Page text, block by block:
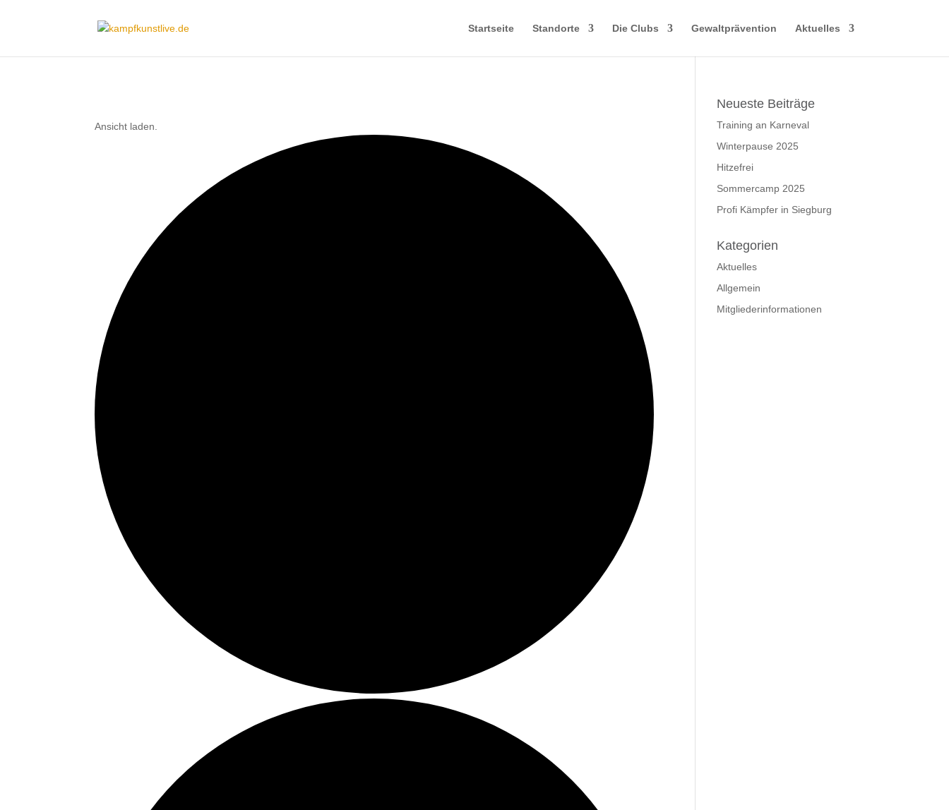
Startseite Standorte Die Clubs Gewaltprävention Aktuelles
Ansicht laden.
Neueste Beiträge
Training an Karneval
Winterpause 2025
Hitzefrei
Sommercamp 2025
Profi Kämpfer in Siegburg
Kategorien
Aktuelles
Allgemein
Mitgliederinformationen